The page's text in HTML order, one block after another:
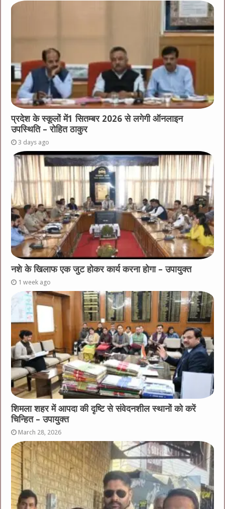
प्रदेश के स्कूलों में1 सितम्बर 2026 से लगेगी ऑनलाइन
उपस्थिति – रोहित ठाकुर
3 days ago
नशे के खिलाफ एक जुट होकर कार्य करना होगा – उपायुक्त
1 week ago
शिमला शहर में आपदा की दृष्टि से संवेदनशील स्थानों को करें
चिन्हित – उपायुक्त
March 28, 2026